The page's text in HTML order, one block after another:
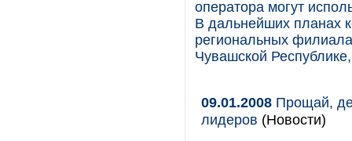
оператора могут
В дальнейших планах
региональных
Чувашской
09.01.2008 Прощай,
лидеров (Новости)